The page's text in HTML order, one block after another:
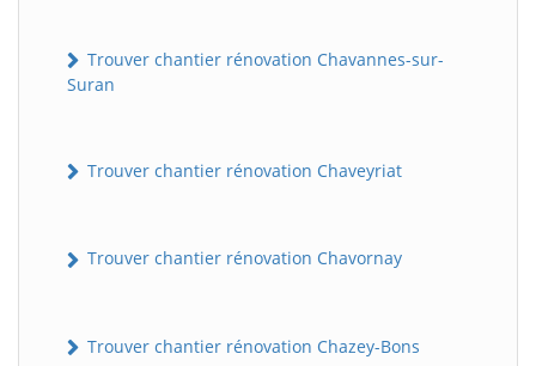
Trouver chantier rénovation Chavannes-sur-
Suran
Trouver chantier rénovation Chaveyriat
Trouver chantier rénovation Chavornay
Trouver chantier rénovation Chazey-Bons